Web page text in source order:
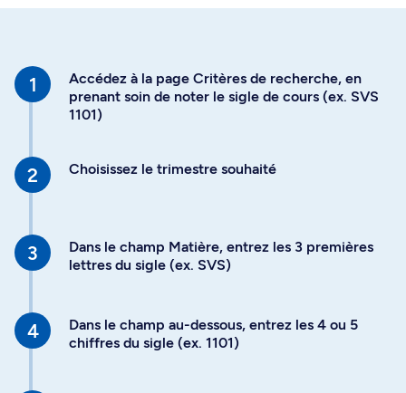
Accédez à la page Critères de recherche, en
prenant soin de noter le sigle de cours (ex. SVS
1101)
Choisissez le trimestre souhaité
Dans le champ Matière, entrez les 3 premières
lettres du sigle (ex. SVS)
Dans le champ au-dessous, entrez les 4 ou 5
chiffres du sigle (ex. 1101)